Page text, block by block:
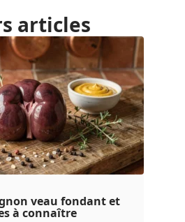
articles
veau fondant et
à connaître